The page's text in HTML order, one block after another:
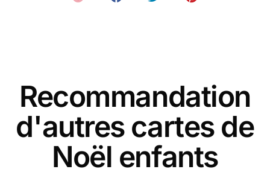
Recommandation
d'autres cartes de
Noël enfants